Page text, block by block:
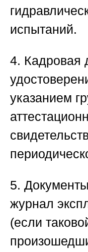
испытаний.
4. Кадровая
указанием
5.
журнал
(если